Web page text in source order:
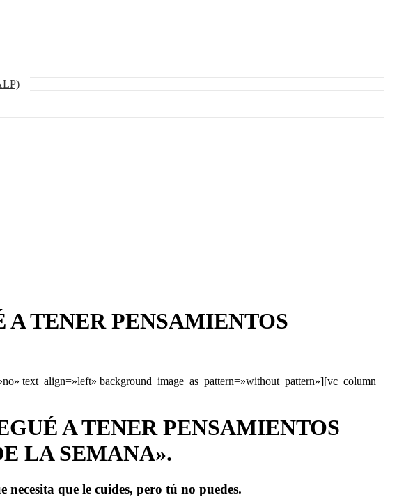
TENER PENSAMIENTOS
text_align=»left» background_image_as_pattern=»without_pattern»][vc_column
A TENER PENSAMIENTOS
LA SEMANA».
que le cuides, pero tú no puedes.